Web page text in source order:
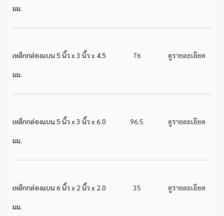
มม.
เหล็กกล่องแบน 5 นิ้ว x 3 นิ้ว x 4.5
มม.
76 ดูรายละเอียด
เหล็กกล่องแบน 5 นิ้ว x 3 นิ้ว x 6.0
มม.
96.5 ดูรายละเอียด
เหล็กกล่องแบน 6 นิ้ว x 2 นิ้ว x 2.0
มม.
35 ดูรายละเอียด